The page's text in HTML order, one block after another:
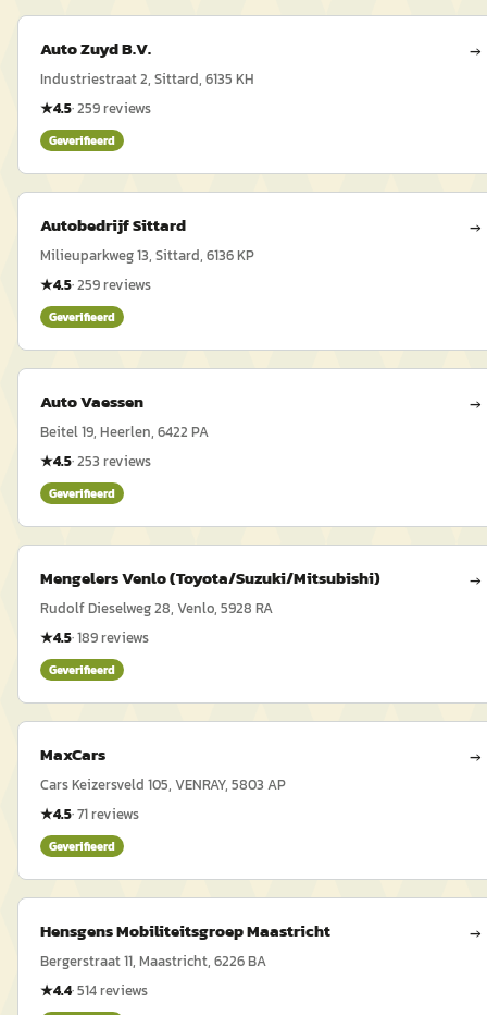
Auto Zuyd B.V. →
Industriestraat 2, Sittard, 6135 KH
★4.5·259reviews
Geverifieerd
Autobedrijf Sittard →
Milieuparkweg 13, Sittard, 6136 KP
★4.5·259reviews
Geverifieerd
Auto Vaessen →
Beitel 19, Heerlen, 6422 PA
★4.5·253 reviews
Geverifieerd
Mengelers Venlo (Toyota/Suzuki/Mitsubishi) →
Rudolf Dieselweg 28, Venlo, 5928 RA
★4.5·189reviews
Geverifieerd
MaxCars →
Cars Keizersveld 105, VENRAY, 5803 AP
★4.5·71reviews
Geverifieerd
Hensgens Mobiliteitsgroep Maastricht →
Bergerstraat 11, Maastricht, 6226 BA
★4.4·514reviews